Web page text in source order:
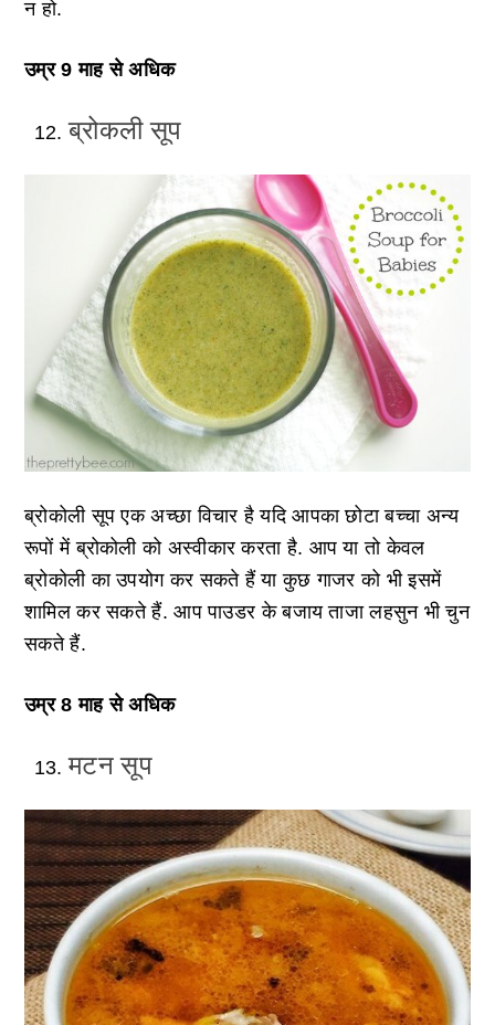
न हो.
उम्र 9 माह से अधिक
ब्रोकली सूप
ब्रोकोली सूप एक अच्छा विचार है यदि आपका छोटा बच्चा अन्य
रूपों में ब्रोकोली को अस्वीकार करता है. आप या तो केवल
ब्रोकोली का उपयोग कर सकते हैं या कुछ गाजर को भी इसमें
शामिल कर सकते हैं. आप पाउडर के बजाय ताजा लहसुन भी चुन
सकते हैं.
उम्र 8 माह से अधिक
मटन सूप